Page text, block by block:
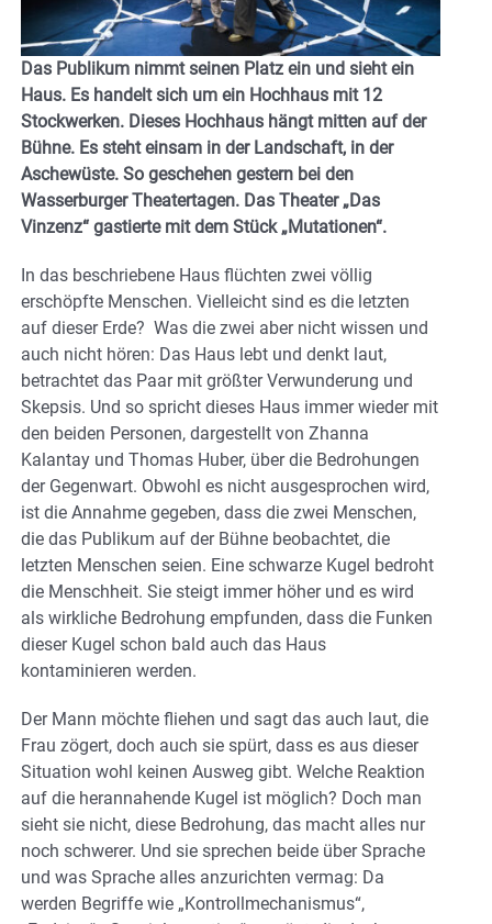
Das Publikum nimmt seinen Platz ein und sieht ein
Haus. Es handelt sich um ein Hochhaus mit 12
Stockwerken. Dieses Hochhaus hängt mitten auf der
Bühne. Es steht einsam in der Landschaft, in der
Aschewüste. So geschehen gestern bei den
Wasserburger Theatertagen. Das Theater „Das
Vinzenz“ gastierte mit dem Stück „Mutationen“.
In das beschriebene Haus flüchten zwei völlig
erschöpfte Menschen. Vielleicht sind es die letzten
auf dieser Erde? Was die zwei aber nicht wissen und
auch nicht hören: Das Haus lebt und denkt laut,
betrachtet das Paar mit größter Verwunderung und
Skepsis. Und so spricht dieses Haus immer wieder mit
den beiden Personen, dargestellt von Zhanna
Kalantay und Thomas Huber, über die Bedrohungen
der Gegenwart. Obwohl es nicht ausgesprochen wird,
ist die Annahme gegeben, dass die zwei Menschen,
die das Publikum auf der Bühne beobachtet, die
letzten Menschen seien. Eine schwarze Kugel bedroht
die Menschheit. Sie steigt immer höher und es wird
als wirkliche Bedrohung empfunden, dass die Funken
dieser Kugel schon bald auch das Haus
kontaminieren werden.
Der Mann möchte fliehen und sagt das auch laut, die
Frau zögert, doch auch sie spürt, dass es aus dieser
Situation wohl keinen Ausweg gibt. Welche Reaktion
auf die herannahende Kugel ist möglich? Doch man
sieht sie nicht, diese Bedrohung, das macht alles nur
noch schwerer. Und sie sprechen beide über Sprache
und was Sprache alles anzurichten vermag: Da
werden Begriffe wie „Kontrollmechanismus“,